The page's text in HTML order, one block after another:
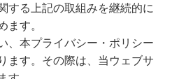
する上記の取組みを継続的に
ます。
、本プライバシー・ポリシー
ます。その際は、当ウェブサ